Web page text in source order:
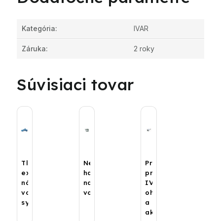
Kategória: IVAR
Záruka: 2 roky
Súvisiaci tovar
Tlaková
expanzná
nádoba-
vodárenské
systémy
Nerezové
hadice
na
vodu
Príslušenstvo
pre
IVAR
ohrievače
a
akum.